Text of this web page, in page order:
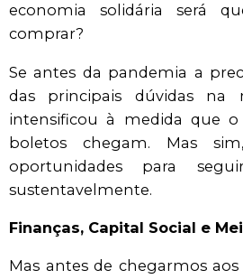
economia solidária será
comprar?
Se antes da pandemia a
das principais dúvidas na
intensificou à medida que
boletos chegam. Mas
oportunidades para
sustentavelmente.
Finanças, Capital Social e
Mas antes de chegarmos